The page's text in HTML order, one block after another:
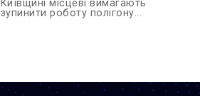
Київщині місцеві вимагають
зупинити роботу полігону...